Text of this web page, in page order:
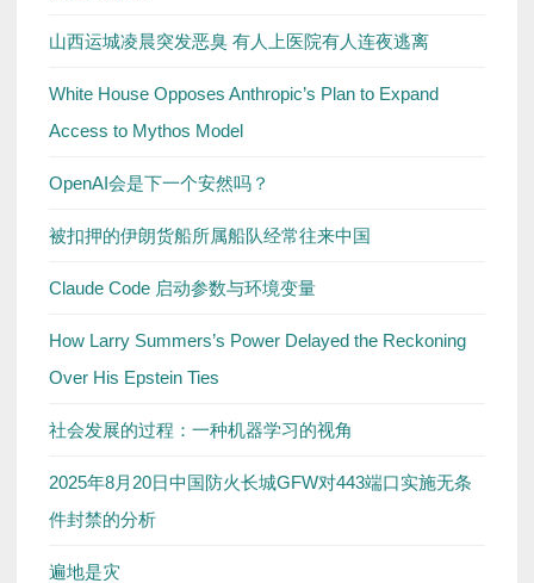
山西运城凌晨突发恶臭 有人上医院有人连夜逃离
White House Opposes Anthropic’s Plan to Expand
Access to Mythos Model
OpenAI会是下一个安然吗？
被扣押的伊朗货船所属船队经常往来中国
Claude Code 启动参数与环境变量
How Larry Summers’s Power Delayed the Reckoning
Over His Epstein Ties
社会发展的过程：一种机器学习的视角
2025年8月20日中国防火长城GFW对443端口实施无条
件封禁的分析
遍地是灾